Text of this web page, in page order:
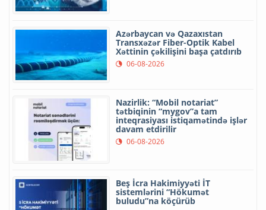
Azərbaycan və Qazaxıstan
Transxəzər Fiber-Optik Kabel
Xəttinin çəkilişini başa çatdırıb
06-08-2026
Nazirlik: “Mobil notariat”
tətbiqinin “mygov”a tam
inteqrasiyası istiqamətində işlər
davam etdirilir
06-08-2026
Beş İcra Hakimiyyəti İT
sistemlərini “Hökumət
buludu”na köçürüb